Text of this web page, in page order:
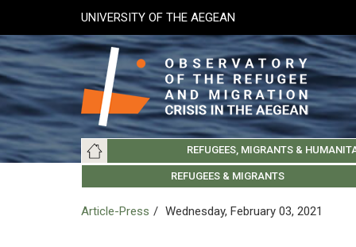
main
content
UNIVERSITY OF THE AEGEAN
Main
navigation
ABOUT
REFUGEES, MIGRANTS &
REFUGEES & MIGRANTS
LESVOS SOCIETY CHIOS SOCIETY
UNIVERSITY OF THE AEGEAN
Article-Press Wednesday, February 03, 2021